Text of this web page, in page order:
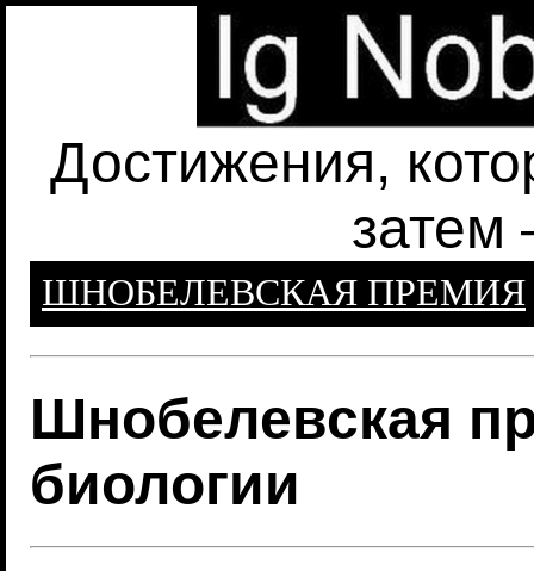
Достижения,
затем
ШНОБЕЛЕВСКАЯ ПРЕМИЯ
Шнобелевская
биологии